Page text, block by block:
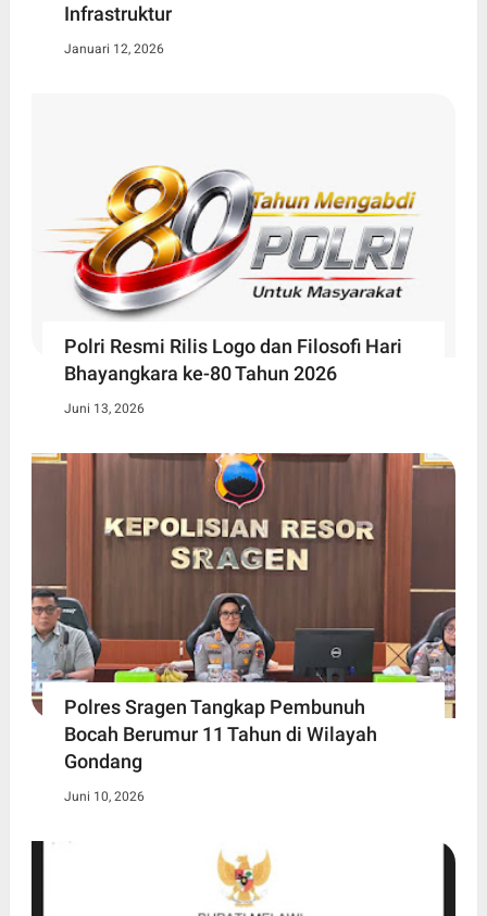
Infrastruktur
Januari 12, 2026
Polri Resmi Rilis Logo dan Filosofi Hari
Bhayangkara ke-80 Tahun 2026
Juni 13, 2026
Polres Sragen Tangkap Pembunuh
Bocah Berumur 11 Tahun di Wilayah
Gondang
Juni 10, 2026